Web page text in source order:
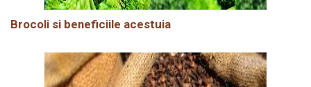
Brocoli si beneficiile acestuia